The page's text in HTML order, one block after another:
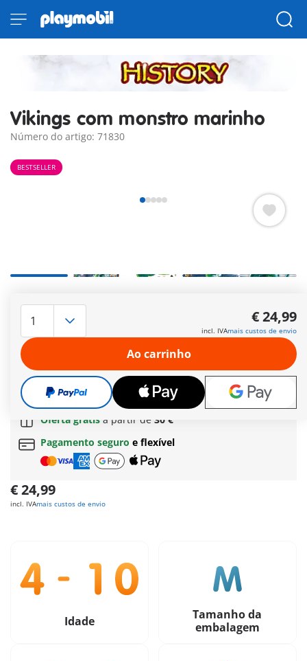
Vikings com monstro marinho
Número do artigo: 71830
BESTSELLER
escudos, enfrentam qualquer perigo. Exploram o mar e
encontram o lendário monstro marinho com mandíbula
móvel. Usa a besta com flechas de fogo para manter o
monstro marinho na linha nas batalhas marítimas épicas!
Mais informações
Envio grátis
a partir de 60 € | a partir de150 €
(Açores ou Madeira)
Oferta grátis a partir de 30 €
Pagamento seguro e flexível
€ 24,99
incl. IVAmais custos de envio
€ 24,99
incl. IVAmais custos de envio
Ao carrinho
Idade
Tamanho da
embalagem